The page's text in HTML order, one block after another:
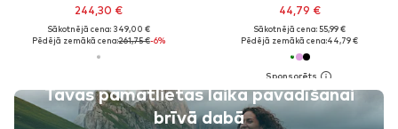
244,30 €
Sākotnējā cena: 349,00 €
Pēdējā zemākā cena:261,75 €-6%
Tavas pamatlietas laika pavadīšanai
brīvā dabā
44,79 €
Sākotnējā cena: 55,99 €
Pēdējā zemākā cena:44,79 €